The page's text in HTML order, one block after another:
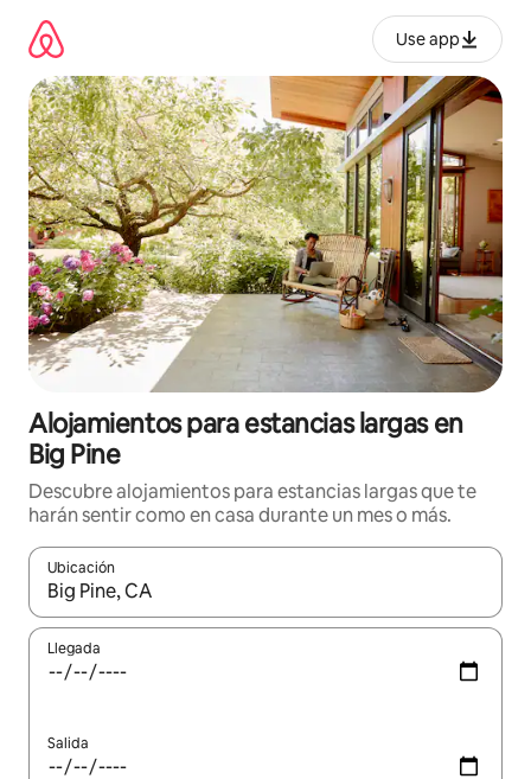
contenido
Use app
Alojamientos para estancias largas en
Big Pine
Descubre alojamientos para estancias largas que te
harán sentir como en casa durante un mes o más.
Ubicación
Cuando los resultados estén disponibles, podrás navegar
Llegada
Salida